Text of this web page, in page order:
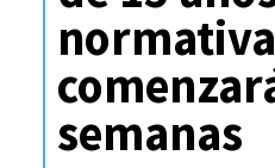
That’s MY
(Chinese
normativa
semanas